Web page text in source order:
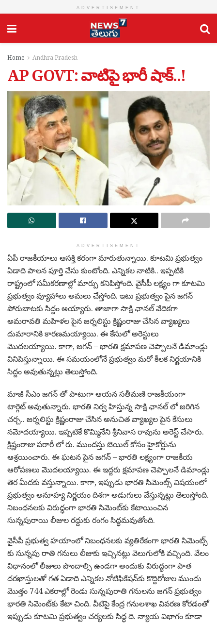
ADVERTISEMENT
Home Andhra Pradesh
AP GOVT: వాటిపై భారీ షాక్..!
ADVERTISEMENT
ఏపీ రాజకీయాలు ఆసక్తి కరంగా మారుతున్నాయి. కూటమి ప్రభుత్వం
ఏడాది పాలన పూర్తి చేసు కుంటోంది. ఎన్నికల నాటికి.. ఇప్పటికి
రాష్ట్రంలో సమీకరణాల్లో మార్పు కనిపిస్తోంది. వైసీపీ లక్ష్యం గా కూటమి
ప్రభుత్వం వ్యూహాలు అమలు చేస్తోంది. ఇటు ప్రభుత్వం పైన జగన్
పోరుబాటకు సిద్దం అయ్యారు. తాజాగా సాక్షి ఛానల్ వేదికగా
అమరావతి మహిళల పైన జర్నలిస్టు క్రిష్ణంరాజు చేసిన వ్యాఖ్యలు
దుమారానికి కారణమయ్యాయి. ఈ కేసులో అరెస్టులు
మొదలయ్యాయి. కాగా, జగన్ – భారతి క్షమాపణ చెప్పాలనే డిమాండ్లు
వినిపిస్తున్నాయి. ఈ సమయంలోనే ప్రభుత్వం మరో కీలక నిర్ణయానికి
సిద్దం అవుతున్నట్లు తెలుస్తోంది.
మాజీ సీఎం జగన్ తో పాటుగా ఆయన సతీమణి రాజకీయంగా
టార్గెట్ అవుతున్నారు. భారతి నిర్వ హిస్తున్న సాక్షి ఛానల్ లో జరిగిన
చర్చ.. జర్నలిస్టు క్రిష్ణంరాజు చేసిన అనుచిత వ్యాఖ్యల పైన కేసులు
నమోదయ్యాయి. ఇప్పటికే కొమ్మినేని శ్రీనివాస రావును అరెస్ట్ చేసారు.
క్రిష్ణంరాజు పరారీ లో రు. ముందస్తు బెయిల్ కోసం హైకోర్టును
ఆశ్రయించారు. ఈ ఘటన పైన జగన్ – భారతి లక్ష్యంగా రాజకీయ
ఆరోపణలు మొదలయ్యాయి. ఈ ఇద్దరు క్షమాపణ చెప్పాలనే డిమాండ్లు
తెర మీదకు వస్తున్నాయి. కాగా, ఇప్పుడు భారతి సిమెంట్స్ విషయంలో
ప్రభుత్వం అనూహ్య నిర్ణయం దిశగా అడుగులు వేస్తున్నట్లు తెలుస్తోంది.
నిబంధనలకు విరుద్ధంగా భారతి సిమెంట్‌కు కేటాయించిన
సున్నపురాయి లీజుల రద్దుకు రంగం సిద్ధమవుతోంది.
వైసీపీ ప్రభుత్వ హయాంలో నిబంధనలకు వ్యతిరేకంగా భారతి సిమెంట్స్
కు సున్నపు రాతి గనులు లీజుకు ఇచ్చినట్లు వెలుగులోకి వచ్చింది. వేలం
విధానంలో లీజులు పొందాల్సి ఉండగా అందుకు విరుద్ధంగా పాత
దరఖాస్తులతో గత ఏడాది ఎన్నికల నోటిఫికేషన్‌కు కొద్దిరోజుల ముందు
మొత్తం 744 ఎకరాల్లో రెండు సున్నపురాతి గనులను జగన్ ప్రభుత్వం
భారతి సిమెంట్‌కు కేటా చింది. వీటిపై కేంద్ర గనులశాఖ వివరణ కోరడంతో
ఇప్పుడు కూటమి ప్రభుత్వం చర్యలకు సిద్ధ ది. న్యాయ విభాగం కూడా